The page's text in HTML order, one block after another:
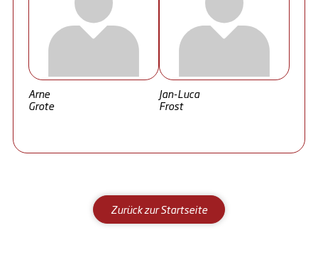
Arne
Grote
Jan-Luca
Frost
Zurück zur Startseite